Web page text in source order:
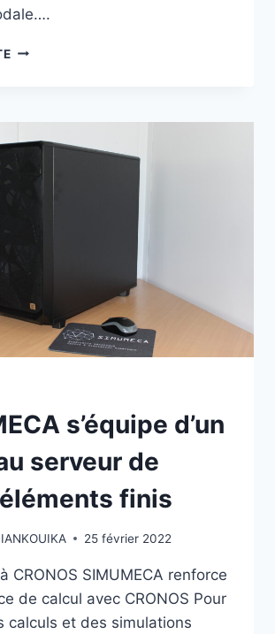
s’équipe d’un
serveur de
finis
25 février 2022
CRONOS SIMUMECA renforce
de calcul avec CRONOS Pour
calculs et des simulations